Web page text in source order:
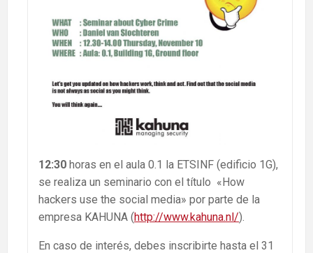
12:30 horas en el aula 0.1 la ETSINF (edificio 1G),
se realiza un seminario con el título «How
hackers use the social media» por parte de la
empresa KAHUNA (http://www.kahuna.nl/).
En caso de interés, debes inscribirte hasta el 31